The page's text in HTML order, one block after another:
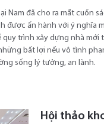
Nam đã cho ra mắt cuốn
được ấn hành với ý nghĩa
trình xây dựng nhà mới
bất lợi nếu vô tình
sống lý tưởng, an lành.
Hội thảo